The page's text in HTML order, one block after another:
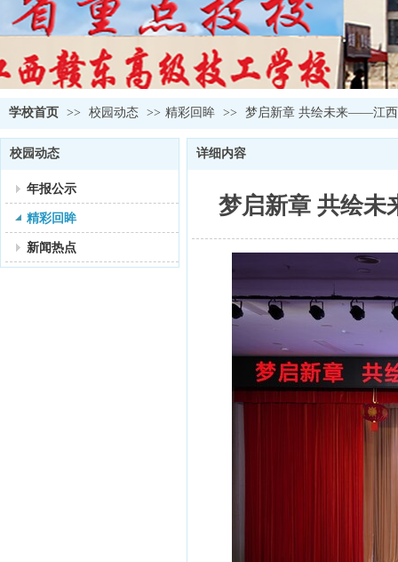
学校首页 >> 校园动态 >> 精彩回眸 >> 梦启新章 共绘未来——江西
校园动态
年报公示
精彩回眸
新闻热点
详细内容
梦启新章 共绘